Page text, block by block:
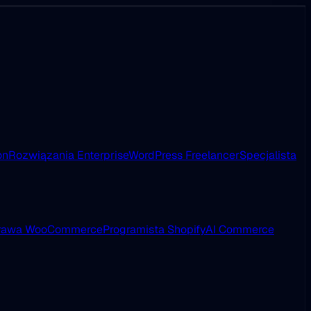
Rozwiązania EnterpriseWordPress FreelancerSpecjalista
WooCommerceProgramista ShopifyAI Commerce